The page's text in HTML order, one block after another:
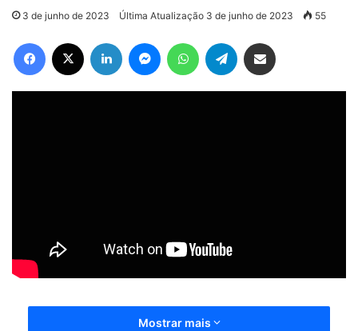
3 de junho de 2023 Última Atualização 3 de junho de 2023 55
Mostrar mais